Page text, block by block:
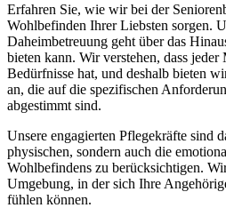
Erfahren Sie, wie wir bei der
Wohlbefinden Ihrer Liebsten sorgen.
Daheimbetreuung geht über das
bieten kann. Wir verstehen, dass jeder
Bedürfnisse hat, und deshalb bieten
an, die auf die spezifischen
abgestimmt sind.
Unsere engagierten Pflegekräfte sind
physischen, sondern auch die
Wohlbefindens zu berücksichtigen.
Umgebung, in der sich Ihre
fühlen können.